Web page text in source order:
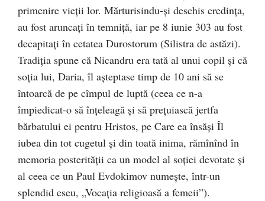
primenire vieţii lor. Mărturisindu-şi deschis credinţa,
au fost aruncaţi în temniţă, iar pe 8 iunie 303 au fost
decapitaţi în cetatea Durostorum (Silistra de astăzi).
Tradiţia spune că Nicandru era tată al unui copil şi că
soţia lui, Daria, îl aşteptase timp de 10 ani să se
întoarcă de pe cîmpul de luptă (ceea ce n-a
împiedicat-o să înţeleagă şi să preţuiască jertfa
bărbatului ei pentru Hristos, pe Care ea însăşi Îl
iubea din tot cugetul şi din toată inima, rămînînd în
memoria posterității ca un model al soției devotate și
al ceea ce un Paul Evdokimov numește, într-un
splendid eseu, „Vocația religioasă a femeii”).